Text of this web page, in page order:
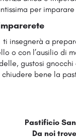
per
insegnerà a
o con l’ausilio di
gustosi
chiudere bene la
Pastificio
Da noi